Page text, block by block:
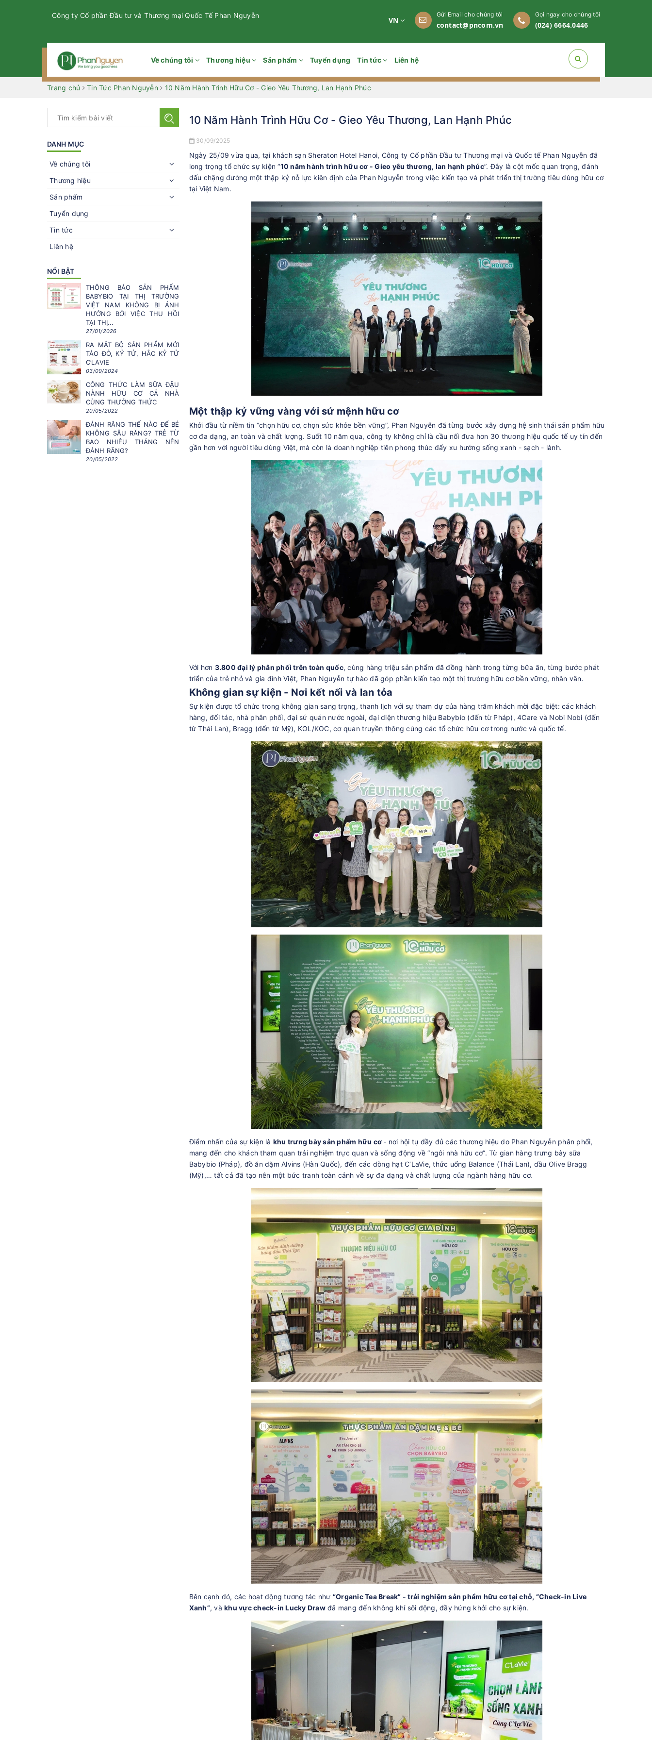
Công ty Cổ phần Đầu tư và Thương mại Quốc Tế Phan Nguyễn
VN
Gửi Email cho chúng tôi
contact@pncom.vn
Gọi ngay cho chúng tôi
(024) 6664.0446
Về chúng tôi Thương hiệu Sản phẩm Tuyển dụng Tin tức Liên hệ
Trang chủ Tin Tức Phan Nguyễn 10 Năm Hành Trình Hữu Cơ - Gieo Yêu Thương, Lan Hạnh Phúc
10 Năm Hành Trình Hữu Cơ - Gieo Yêu Thương, Lan Hạnh Phúc
30/09/2025
Ngày 25/09 vừa qua, tại khách sạn Sheraton Hotel Hanoi, Công ty Cổ phần Đầu tư Thương mại và Quốc tế Phan Nguyễn đã
long trọng tổ chức sự kiện “10 năm hành trình hữu cơ - Gieo yêu thương, lan hạnh phúc”. Đây là cột mốc quan trọng, đánh
dấu chặng đường một thập kỷ nỗ lực kiên định của Phan Nguyễn trong việc kiến tạo và phát triển thị trường tiêu dùng hữu cơ
tại Việt Nam.
Một thập kỷ vững vàng với sứ mệnh hữu cơ
Khởi đầu từ niềm tin “chọn hữu cơ, chọn sức khỏe bền vững”, Phan Nguyễn đã từng bước xây dựng hệ sinh thái sản phẩm hữu
cơ đa dạng, an toàn và chất lượng. Suốt 10 năm qua, công ty không chỉ là cầu nối đưa hơn 30 thương hiệu quốc tế uy tín đến
gần hơn với người tiêu dùng Việt, mà còn là doanh nghiệp tiên phong thúc đẩy xu hướng sống xanh - sạch - lành.
Với hơn 3.800 đại lý phân phối trên toàn quốc, cùng hàng triệu sản phẩm đã đồng hành trong từng bữa ăn, từng bước phát
triển của trẻ nhỏ và gia đình Việt, Phan Nguyễn tự hào đã góp phần kiến tạo một thị trường hữu cơ bền vững, nhân văn.
Không gian sự kiện - Nơi kết nối và lan tỏa
Sự kiện được tổ chức trong không gian sang trọng, thanh lịch với sự tham dự của hàng trăm khách mời đặc biệt: các khách
hàng, đối tác, nhà phân phối, đại sứ quán nước ngoài, đại diện thương hiệu Babybio (đến từ Pháp), 4Care và Nobi Nobi (đến
từ Thái Lan), Bragg (đến từ Mỹ), KOL/KOC, cơ quan truyền thông cùng các tổ chức hữu cơ trong nước và quốc tế.
Điểm nhấn của sự kiện là khu trưng bày sản phẩm hữu cơ - nơi hội tụ đầy đủ các thương hiệu do Phan Nguyễn phân phối,
mang đến cho khách tham quan trải nghiệm trực quan và sống động về “ngôi nhà hữu cơ”. Từ gian hàng trưng bày sữa
Babybio (Pháp), đồ ăn dặm Alvins (Hàn Quốc), đến các dòng hạt C’LaVie, thức uống Balance (Thái Lan), dầu Olive Bragg
(Mỹ),… tất cả đã tạo nên một bức tranh toàn cảnh về sự đa dạng và chất lượng của ngành hàng hữu cơ.
Bên cạnh đó, các hoạt động tương tác như “Organic Tea Break” - trải nghiệm sản phẩm hữu cơ tại chỗ, “Check-in Live
Xanh”, và khu vực check-in Lucky Drawđã mang đến không khí sôi động, đầy hứng khởi cho sự kiện.
DANH MỤC
Về chúng tôi
Thương hiệu
Sản phẩm
Tuyển dụng
Tin tức
Liên hệ
NỔI BẬT
THÔNG BÁO SẢN PHẨM
BABYBIO TẠI THỊ TRƯỜNG
VIỆT NAM KHÔNG BỊ ẢNH
HƯỞNG BỞI VIỆC THU HỒI
TẠI THỊ...
27/01/2026
RA MẮT BỘ SẢN PHẨM MỚI
TÁO ĐỎ, KỶ TỬ, HẮC KỶ TỬ
C’LAVIE
03/09/2024
CÔNG THỨC LÀM SỮA ĐẬU
NÀNH HỮU CƠ CẢ NHÀ
CÙNG THƯỞNG THỨC
20/05/2022
ĐÁNH RĂNG THẾ NÀO ĐỂ BÉ
KHÔNG SÂU RĂNG? TRẺ TỪ
BAO NHIÊU THÁNG NÊN
ĐÁNH RĂNG?
20/05/2022